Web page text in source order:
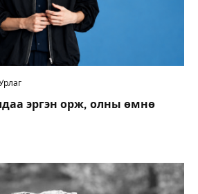
эргэн орж, олны өмнө